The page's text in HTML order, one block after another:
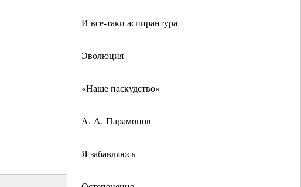
И все-таки аспирантура
Эволюция
«Наше паскудство»
А. А. Парамонов
Я забавляюсь